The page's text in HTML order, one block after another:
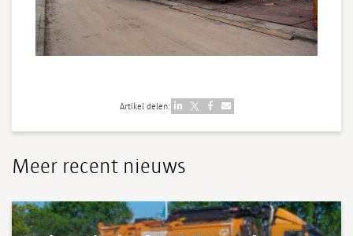
Artikel delen:
Meer recent nieuws
14 juli